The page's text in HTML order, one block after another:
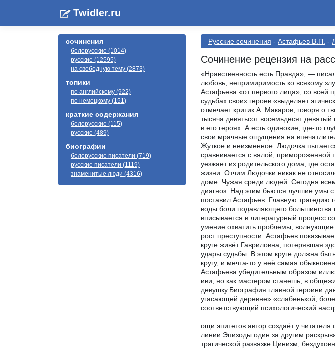
Twidler.ru
сочинения
белорусские (1014)
русские (12595)
на свободную тему (2873)
топики
по английскому (922)
по немецкому (151)
краткие содержания
белорусские (115)
русские (489)
биографии
белорусские писатели (719)
русские писатели (1119)
знаменитые люди (4316)
Русские сочинения - Астафьев В.П. -
Сочинение рецензия на
«Нравственность есть Правда», —
любовь, непримиримость ко всякому
Астафьева «от первого лица», со всей
судьбах своих героев «выделяет
отмечает критик А. Макаров, говоря о
тысяча девятьсот восемьдесят
в его героях. А есть одинокие, где-то
свои мрачные ощущения на
Жуткое и неизменное. Людочка
сравнивается с вялой, примороженной
уезжает из родительского дома, где
жизни. Отчим Людочки никак не
доме. Чужая среди людей. Сегодня
диагноз. Над этим бьются лучшие умы
поставил Астафьев. Главную трагедию
воды боли подавляющего большинства
вписывается в литературный процесс
умение охватить проблемы, волнующие
рост преступности. Астафьев
круге живёт Гавриловна, потерявшая
удары судьбы. В этом круге должна
кругу, и мечта-то у неё самая
Астафьева убедительным образом
иви, но как мастером станешь, в
девушку.Биография главной героини
угасающей деревне» «слабенькой,
соответствующий психологический
ощи эпитетов автор создаёт у
линии.Эпизоды один за другим
трагической развязке.Цинизм,